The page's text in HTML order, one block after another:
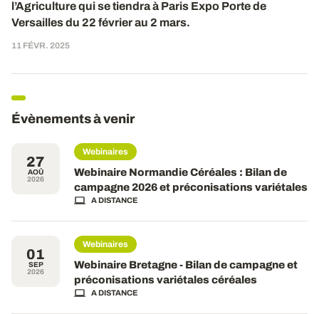
l’Agriculture qui se tiendra à Paris Expo Porte de
Versailles du 22 février au 2 mars.
11 FÉVR. 2025
Évènements à venir
27
AOÛ
2026
Webinaires
Webinaire Normandie Céréales : Bilan de
campagne 2026 et préconisations variétales
A DISTANCE
01
SEP
2026
Webinaires
Webinaire Bretagne - Bilan de campagne et
préconisations variétales céréales
A DISTANCE